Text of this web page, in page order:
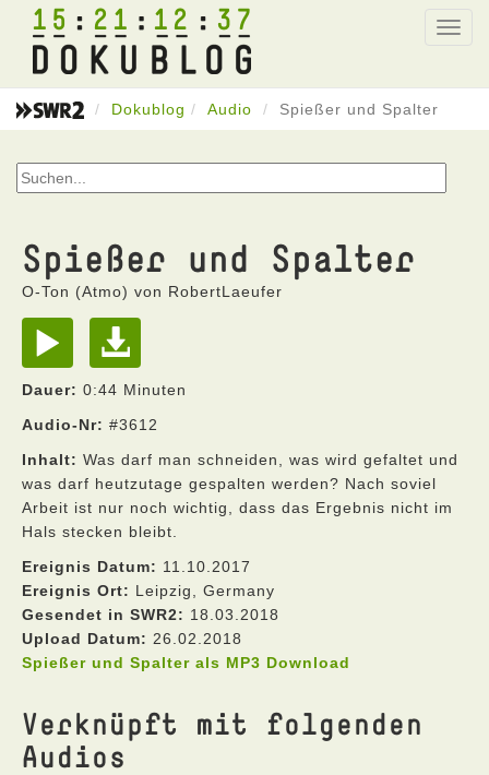
15 21 12 37
Dokublog Audio Spießer und Spalter
Spießer und Spalter
O-Ton (Atmo) von RobertLaeufer
Dauer: 0:44 Minuten
Audio-Nr: #3612
Inhalt: Was darf man schneiden, was wird gefaltet und
was darf heutzutage gespalten werden? Nach soviel
Arbeit ist nur noch wichtig, dass das Ergebnis nicht im
Hals stecken bleibt.
Ereignis Datum: 11.10.2017
Ereignis Ort: Leipzig, Germany
Gesendet in SWR2: 18.03.2018
Upload Datum: 26.02.2018
Spießer und Spalter als MP3 Download
Verknüpft mit folgenden
Audios